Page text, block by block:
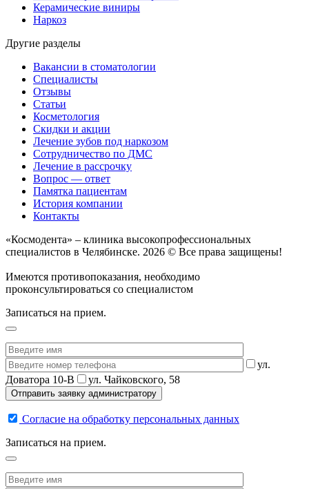
Керамические виниры
Наркоз
Другие разделы
Вакансии в стоматологии
Специалисты
Отзывы
Статьи
Косметология
Скидки и акции
Лечение зубов под наркозом
Сотрудничество по ДМС
Лечение в рассрочку
Вопрос — ответ
Памятка пациентам
История компании
Контакты
«Космодента» – клиника высокопрофессиональных
специалистов в Челябинске. 2026 © Все права защищены!
Имеются противопоказания, необходимо
проконсультироваться со специалистом
Записаться на прием.
ул.
Доватора 10-В
ул. Чайковского, 58
Согласие на обработку персональных данных
Записаться на прием.